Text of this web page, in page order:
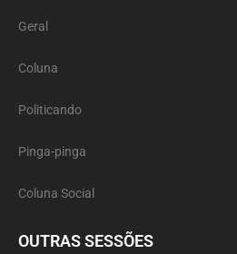
Geral
Coluna
Politicando
Pinga-pinga
Coluna Social
OUTRAS SESSÕES